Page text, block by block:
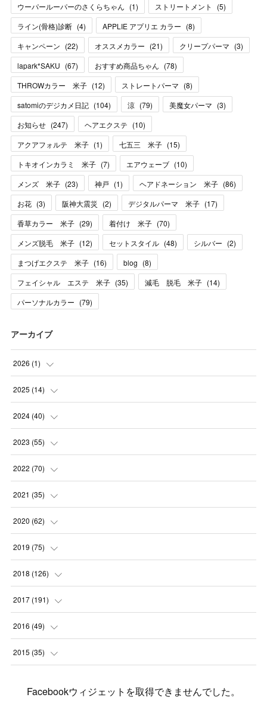
ウーパールーパーのさくらちゃん (1) ストリートメント (5)
ライン(骨格)診断 (4) APPLIE アプリエ カラー (8)
キャンペーン (22) オススメカラー (21) クリープパーマ (3)
lapark*SAKU (67) おすすめ商品ちゃん (78)
THROWカラー 米子 (12) ストレートパーマ (8)
satomiのデジカメ日記 (104) 涼 (79) 美魔女パーマ (3)
お知らせ (247) ヘアエクステ (10)
アクアフォルテ 米子 (1) 七五三 米子 (15)
トキオインカラミ 米子 (7) エアウェーブ (10)
メンズ 米子 (23) 神戸 (1) ヘアドネーション 米子 (86)
お花 (3) 阪神大震災 (2) デジタルパーマ 米子 (17)
香草カラー 米子 (29) 着付け 米子 (70)
メンズ脱毛 米子 (12) セットスタイル (48) シルバー (2)
まつげエクステ 米子 (16) blog (8)
フェイシャル エステ 米子 (35) 減毛 脱毛 米子 (14)
パーソナルカラー (79)
アーカイブ
2026 (1)
(1
2025 (14)
(10 )
(1
(1
(2
2024 (40)
(1
(1
(3
(2
(1)
(5)
(8)
2023 (55)
(2
(4
(3
(3
(8)
(6)
2022 (70)
(7
(11 )
(8
(1)
(3)
2021 (35)
(5
(7
(5)
(3)
(3)
2020 (62)
(6
(9)
(7)
(4
(6)
2019 (75)
(1)
(2)
(6
(7
(15)
2018 (126)
(6)
(12 )
(7
2017 (191)
(12 )
(11 )
2016 (49)
(2
2015 (35)
Facebookウィジェットを取得できませんでした。